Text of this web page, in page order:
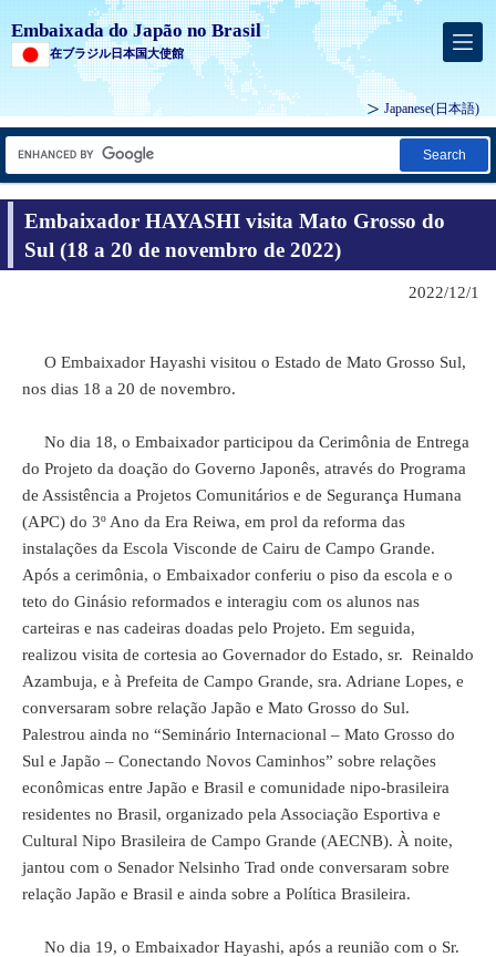
Embaixada do Japão no Brasil
在ブラジル日本国大使館
Japanese(日本語)
Search
Embaixador HAYASHI visita Mato Grosso do
Sul (18 a 20 de novembro de 2022)
2022/12/1
O Embaixador Hayashi visitou o Estado de Mato Grosso Sul,
nos dias 18 a 20 de novembro.
No dia 18, o Embaixador participou da Cerimônia de Entrega
do Projeto da doação do Governo Japonês, através do Programa
de Assistência a Projetos Comunitários e de Segurança Humana
(APC) do 3º Ano da Era Reiwa, em prol da reforma das
instalações da Escola Visconde de Cairu de Campo Grande.
Após a cerimônia, o Embaixador conferiu o piso da escola e o
teto do Ginásio reformados e interagiu com os alunos nas
carteiras e nas cadeiras doadas pelo Projeto. Em seguida,
realizou visita de cortesia ao Governador do Estado, sr. Reinaldo
Azambuja, e à Prefeita de Campo Grande, sra. Adriane Lopes, e
conversaram sobre relação Japão e Mato Grosso do Sul.
Palestrou ainda no “Seminário Internacional – Mato Grosso do
Sul e Japão – Conectando Novos Caminhos” sobre relações
econômicas entre Japão e Brasil e comunidade nipo-brasileira
residentes no Brasil, organizado pela Associação Esportiva e
Cultural Nipo Brasileira de Campo Grande (AECNB). À noite,
jantou com o Senador Nelsinho Trad onde conversaram sobre
relação Japão e Brasil e ainda sobre a Política Brasileira.
No dia 19, o Embaixador Hayashi, após a reunião com o Sr.